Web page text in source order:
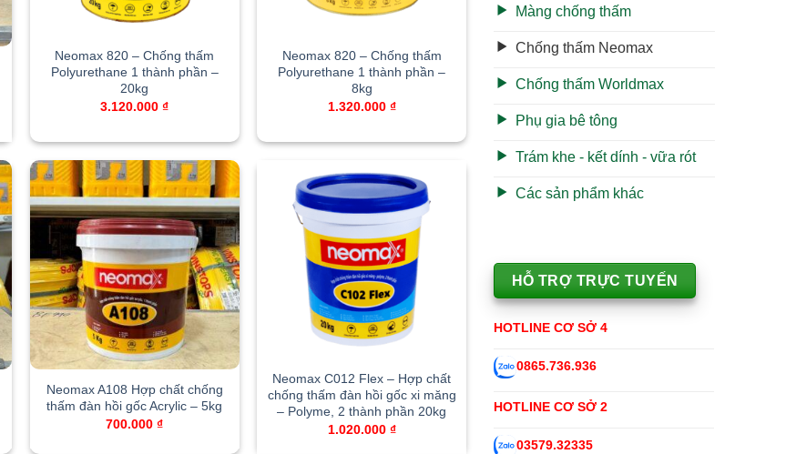
Neomax 820 – Chống thấm
Polyurethane 1 thành phần –
20kg
3.120.000₫
Neomax 820 – Chống thấm
Polyurethane 1 thành phần –
8kg
1.320.000 ₫
Neomax A108 Hợp chất chống
thấm đàn hồi gốc Acrylic – 5kg
700.000₫
Neomax C012 Flex – Hợp chất
chống thấm đàn hồi gốc xi măng
– Polyme, 2 thành phần 20kg
1.020.000 ₫
Màng chống thấm
Chống thấm Neomax
Chống thấm Worldmax
Phụ gia bê tông
Trám khe - kết dính - vữa rót
Các sản phẩm khác
HỖ TRỢ TRỰC TUYẾN
HOTLINE CƠ SỞ 4
0865.736.936
HOTLINE CƠ SỞ 2
03579.32335